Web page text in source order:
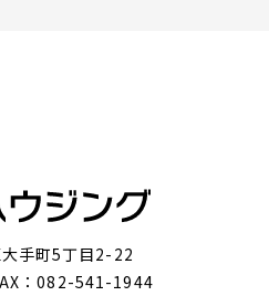
手町5丁目2-22
：082-541-1944